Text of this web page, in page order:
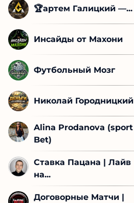
🏆артем Галицкий —...
Инсайды от Махони
Футбольный Мозг
Николай Городницкий
Alina Prodanova (sport
Bet)
Ставка Пацана | Лайв
на...
Договорные Матчи |